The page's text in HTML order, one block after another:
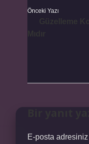
Önceki Yazı
E-posta